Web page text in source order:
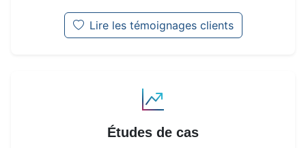
Lire les témoignages clients
Études de cas